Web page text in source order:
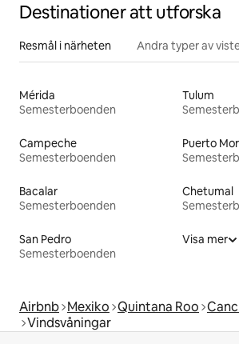
Destinationer att utforska
Resmål i närheten Andra typer av
Mérida
Semesterboenden
Tulum
Campeche
Semesterboenden
Puerto
Bacalar
Semesterboenden
Chetumal
San Pedro
Semesterboenden
Visa mer
Airbnb Mexiko Quintana Roo
Vindsvåningar